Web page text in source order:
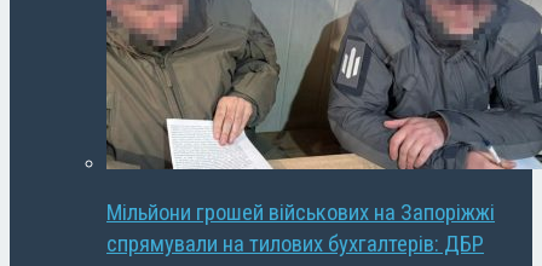
Мільйони грошей військових на Запоріжжі
спрямували на тилових бухгалтерів: ДБР